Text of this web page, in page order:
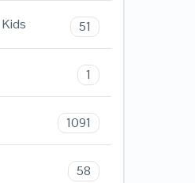
51
1
1091
58